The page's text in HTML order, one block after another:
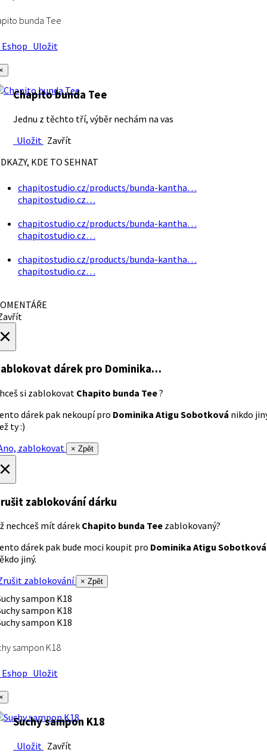
bunda Tee
Uložit
Chapito bunda Tee
Jednu z těchto tří, výběr nechám na vas
Uložit Zavřít
KDE TO SEHNAT
chapitostudio.cz/products/bunda-kantha…
chapitostudio.cz…
chapitostudio.cz/products/bunda-kantha…
chapitostudio.cz…
chapitostudio.cz/products/bunda-kantha…
chapitostudio.cz…
dárek pro Dominika…
si zablokovat Chapito bunda Tee?
dárek pak nekoupí pro Dominika Atigu Sobotková nikdo
ty :)
zablokovat
× Zpět
zablokování dárku
nechceš mít dárek Chapito bunda Tee zablokovaný?
dárek pak bude moci koupit pro Dominika Atigu Sobotková
jiný.
zablokování
× Zpět
sampon K18
Uložit
Suchy sampon K18
Uložit Zavřít